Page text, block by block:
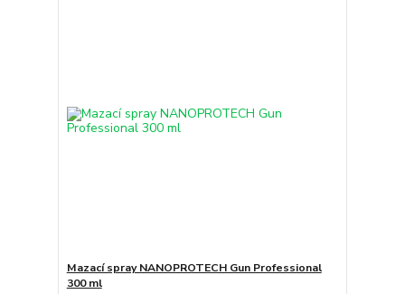
Mazací spray NANOPROTECH Gun Professional
300 ml